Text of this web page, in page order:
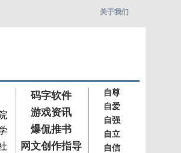
关于我们
码字软件
游戏资讯
爆侃推书
网文创作指导
自尊
自爱
自强
自立
自信